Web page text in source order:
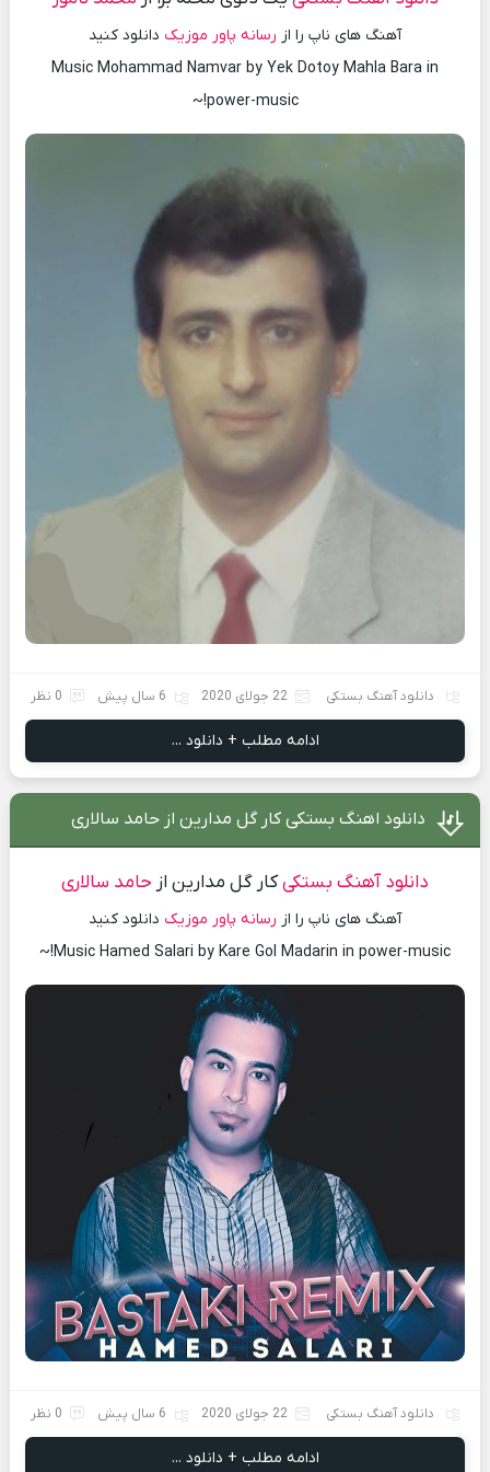
آهنگ های ناپ را از رسانه پاور موزیک دانلود کنید
Music Mohammad Namvar by Yek Dotoy Mahla Bara in
power-music!~
دانلود آهنگ بستکی 22 جولای 2020 6 سال پیش 0 نظر
ادامه مطلب + دانلود ...
دانلود اهنگ بستکی کار گل مدارین از حامد سالاری
دانلود آهنگ بستکیکار گل مدارین ازحامد سالاری
آهنگ های ناپ را از رسانه پاور موزیک دانلود کنید
Music Hamed Salari by Kare Gol Madarin in power-music!~
دانلود آهنگ بستکی 22 جولای 2020 6 سال پیش 0 نظر
ادامه مطلب + دانلود ...